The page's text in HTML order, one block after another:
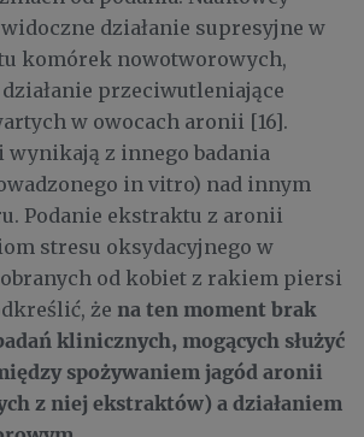
działanie supresyjne w
komórek nowotworowych,
przeciwutleniające
w owocach aronii [16].
wynikają z innego badania
in vitro) nad innym
Podanie ekstraktu z aronii
stresu oksydacyjnego w
od kobiet z rakiem piersi
że na ten moment brak
klinicznych, mogących służyć
spożywaniem jagód aronii
z niej ekstraktów) a działaniem